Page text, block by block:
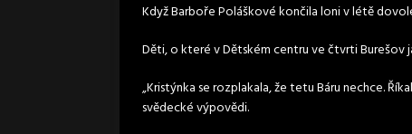
Když Barboře Poláškové končila loni v létě
Děti, o které v Dětském centru ve čtvrti Burešov
„Kristýnka se rozplakala, že tetu Báru nechce.
svědecké výpovědi.